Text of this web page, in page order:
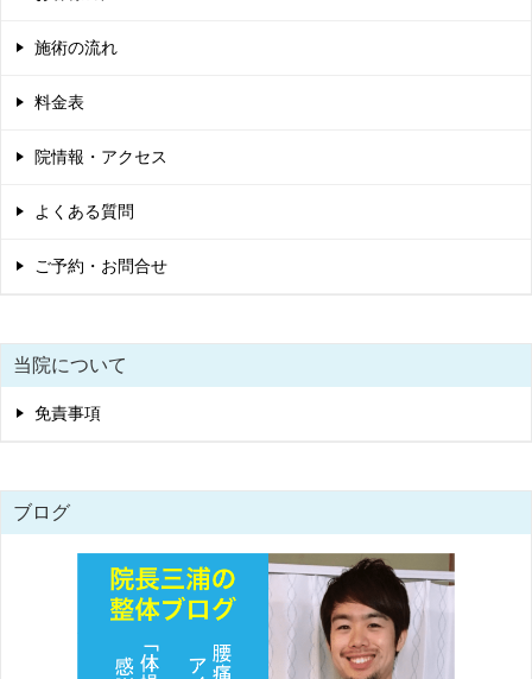
施術の流れ
料金表
院情報・アクセス
よくある質問
ご予約・お問合せ
当院について
免責事項
ブログ